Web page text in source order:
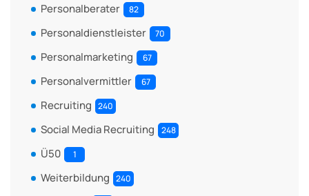
Personalberater 82
Personaldienstleister 70
Personalmarketing 67
Personalvermittler 67
Recruiting 240
Social Media Recruiting 248
Ü50 1
Weiterbildung 240